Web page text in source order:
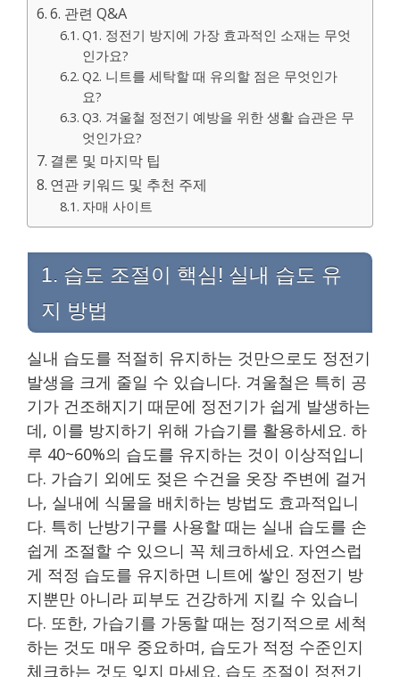
6. 관련 Q&A
Q1. 정전기 방지에 가장 효과적인 소재는 무엇
인가요?
Q2. 니트를 세탁할 때 유의할 점은 무엇인가
요?
Q3. 겨울철 정전기 예방을 위한 생활 습관은 무
엇인가요?
결론 및 마지막 팁
연관 키워드 및 추천 주제
자매 사이트
1. 습도 조절이 핵심! 실내 습도 유
지 방법
실내 습도를 적절히 유지하는 것만으로도 정전기
발생을 크게 줄일 수 있습니다. 겨울철은 특히 공
기가 건조해지기 때문에 정전기가 쉽게 발생하는
데, 이를 방지하기 위해 가습기를 활용하세요. 하
루 40~60%의 습도를 유지하는 것이 이상적입니
다. 가습기 외에도 젖은 수건을 옷장 주변에 걸거
나, 실내에 식물을 배치하는 방법도 효과적입니
다. 특히 난방기구를 사용할 때는 실내 습도를 손
쉽게 조절할 수 있으니 꼭 체크하세요. 자연스럽
게 적정 습도를 유지하면 니트에 쌓인 정전기 방
지뿐만 아니라 피부도 건강하게 지킬 수 있습니
다. 또한, 가습기를 가동할 때는 정기적으로 세척
하는 것도 매우 중요하며, 습도가 적정 수준인지
체크하는 것도 잊지 마세요. 습도 조절이 정전기